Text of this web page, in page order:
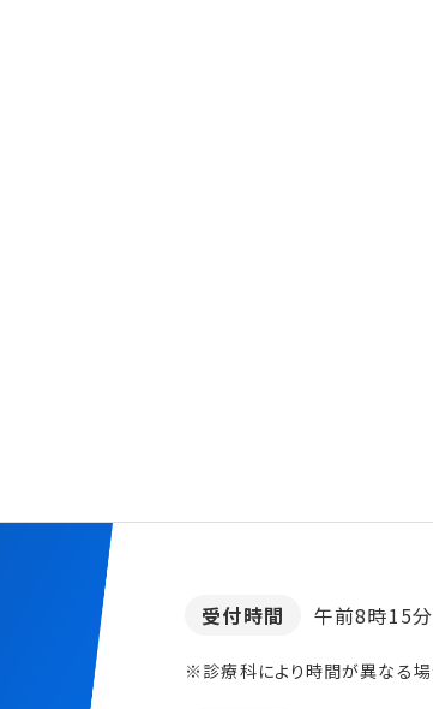
受付時間 午前8時15
※診療科により時間が異なる